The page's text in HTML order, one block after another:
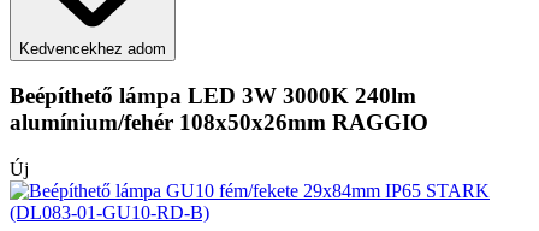
Kedvencekhez adom
Beépíthető lámpa LED 3W 3000K 240lm
alumínium/fehér 108x50x26mm RAGGIO
Új